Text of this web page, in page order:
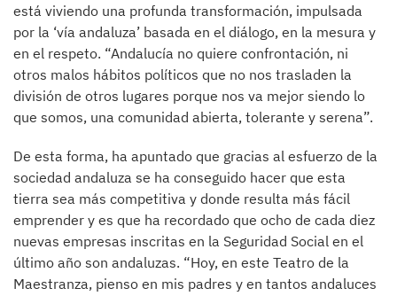
está viviendo una profunda transformación, impulsada
por la ‘vía andaluza’ basada en el diálogo, en la mesura y
en el respeto. “Andalucía no quiere confrontación, ni
otros malos hábitos políticos que no nos trasladen la
división de otros lugares porque nos va mejor siendo lo
que somos, una comunidad abierta, tolerante y serena”.
De esta forma, ha apuntado que gracias al esfuerzo de la
sociedad andaluza se ha conseguido hacer que esta
tierra sea más competitiva y donde resulta más fácil
emprender y es que ha recordado que ocho de cada diez
nuevas empresas inscritas en la Seguridad Social en el
último año son andaluzas. “Hoy, en este Teatro de la
Maestranza, pienso en mis padres y en tantos andaluces